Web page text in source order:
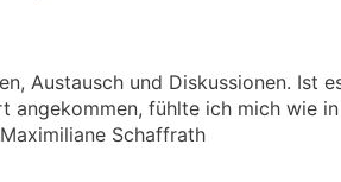
Austausch und Diskussionen. Ist
angekommen, fühlte ich mich wie
Schaffrath